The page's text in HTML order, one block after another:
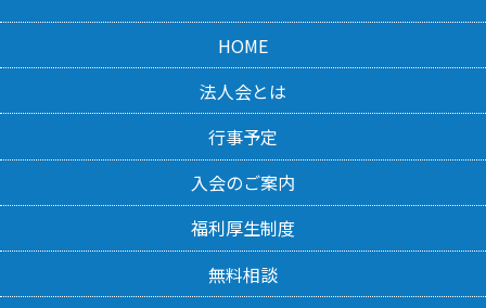
HOME
法人会とは
行事予定
入会のご案内
福利厚生制度
無料相談